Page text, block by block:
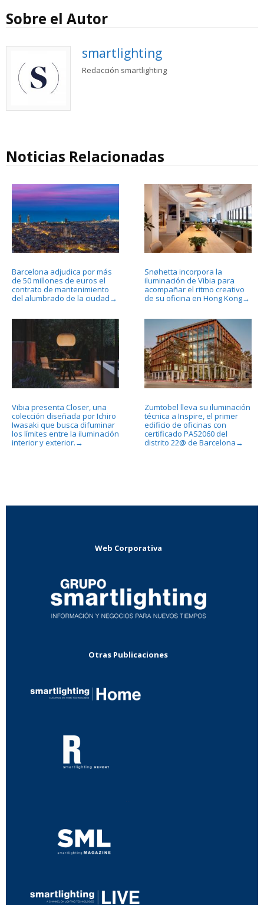
Sobre el Autor
smartlighting
Redacción smartlighting
Noticias Relacionadas
Barcelona adjudica por más
de 50 millones de euros el
contrato de mantenimiento
del alumbrado de la ciudad →
Snøhetta incorpora la
iluminación de Vibia para
acompañar el ritmo creativo
de su oficina en Hong Kong→
Vibia presenta Closer, una
colección diseñada por Ichiro
Iwasaki que busca difuminar
los límites entre la iluminación
interior y exterior. →
Zumtobel lleva su iluminación
técnica a Inspire, el primer
edificio de oficinas con
certificado PAS2060 del
distrito 22@ de Barcelona →
Web Corporativa
Otras Publicaciones